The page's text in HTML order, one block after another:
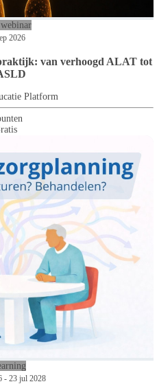
2026
van verhoogd ALAT tot
Platform
- 23 jul 2028